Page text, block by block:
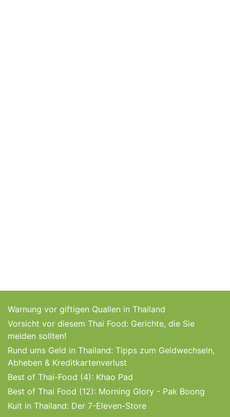
Warnung vor giftigen Quallen in Thailand
Vorsicht vor diesem Thai Food: Gerichte, die Sie
meiden sollten!
Rund ums Geld in Thailand: Tipps zum Geldwechseln,
Abheben & Kreditkartenverlust
Best of Thai-Food (4): Khao Pad
Best of Thai Food (12): Morning Glory - Pak Boong
Kult in Thailand: Der 7-Eleven-Store